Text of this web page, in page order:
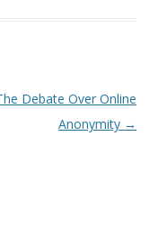
Debate Over Online
Anonymity →